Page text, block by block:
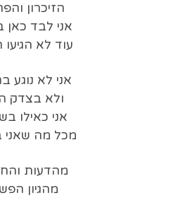
הזיכרון
אני לבד כאן
עוד לא
אני לא נוגע
ולא בצדק
אני כאילו
מכל מה שאני
מהדעות
מ‏הגיון